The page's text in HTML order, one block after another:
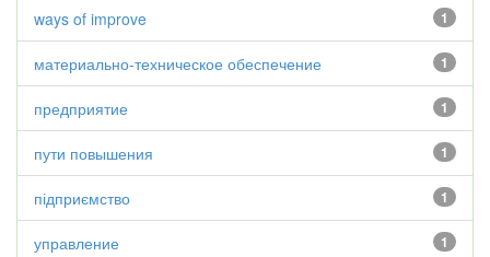
1
ways of improve
1
материально-техническое обеспечение
1
предприятие
1
пути повышения
1
підприємство
1
управление